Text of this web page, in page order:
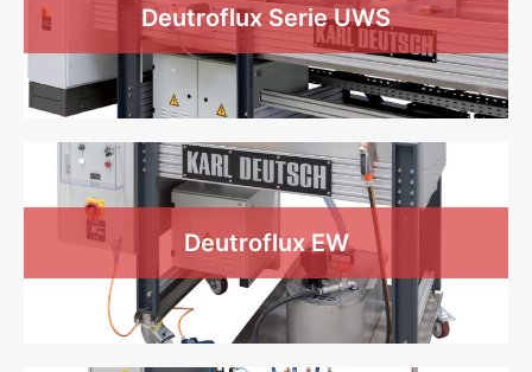
Deutroflux Serie UWS
Deutroflux EW